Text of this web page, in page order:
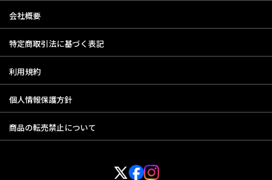
会社概要
特定商取引法に基づく表記
利用規約
個人情報保護方針
商品の転売禁止について